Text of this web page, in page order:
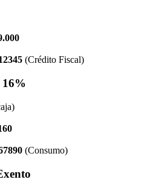
(Crédito Fiscal)
(Consumo)